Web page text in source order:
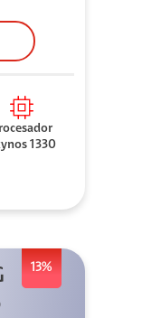
1330
13%